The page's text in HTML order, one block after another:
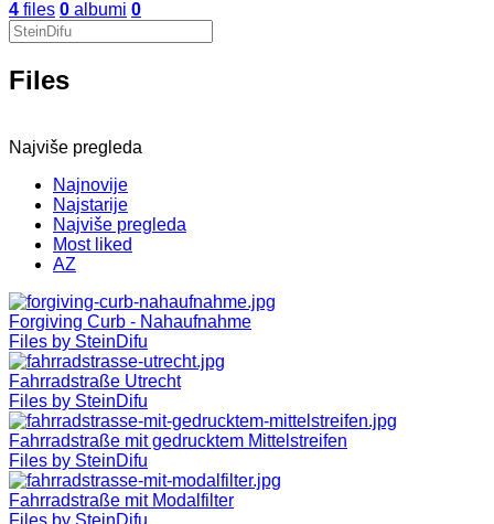
4 files 0 albumi 0
Files
Najviše pregleda
Najnovije
Najstarije
Najviše pregleda
Most liked
AZ
Forgiving Curb - Nahaufnahme
Files by SteinDifu
Fahrradstraße Utrecht
Files by SteinDifu
Fahrradstraße mit gedrucktem Mittelstreifen
Files by SteinDifu
Fahrradstraße mit Modalfilter
Files by SteinDifu